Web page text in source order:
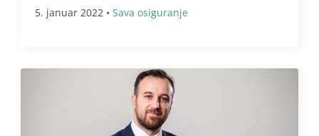
5. januar 2022 • Sava osiguranje